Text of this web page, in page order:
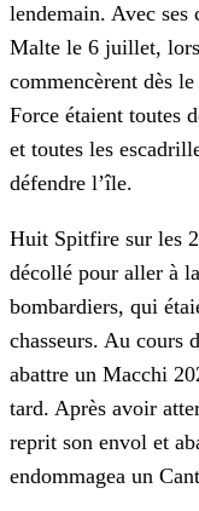
lendemain. Avec
Malte le 6 juillet,
commencèrent dès
Force étaient toutes
et toutes les
défendre l’île.
Huit Spitfire sur les
décollé pour aller à
bombardiers, qui
chasseurs. Au cours
abattre un Macchi
tard. Après avoir
reprit son envol et
endommagea un